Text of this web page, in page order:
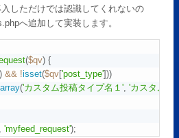
しただけでは認識してくれないの
へ追加して実装します。
($qv) {
) && !isset($qv['post_type']))
array('カスタム投稿タイプ名１' 'カスタム投
'myfeed_request');